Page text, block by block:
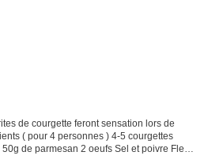
de courgette feront sensation lors de
( pour 4 personnes ) 4-5 courgettes
de parmesan 2 oeufs Sel et poivre Fleur